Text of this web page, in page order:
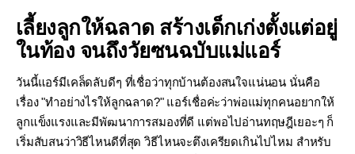
เลี้ยงลูกให้ฉลาด สร้างเด็กเก่งตั้งแต่อยู่
ในท้อง จนถึงวัยซนฉบับแม่แอร์
วันนี้แอร์มีเคล็ดลับดีๆ ที่เชื่อว่าทุกบ้านต้องสนใจแน่นอน นั่นคือ
เรื่อง "ทำอย่างไรให้ลูกฉลาด?" แอร์เชื่อค่ะว่าพ่อแม่ทุกคนอยากให้
ลูกแข็งแรงและมีพัฒนาการสมองที่ดี แต่พอไปอ่านทฤษฎีเยอะๆ ก็
เริ่มสับสนว่าวิธีไหนดีที่สุด วิธีไหนจะตึงเครียดเกินไปไหม สำหรับ